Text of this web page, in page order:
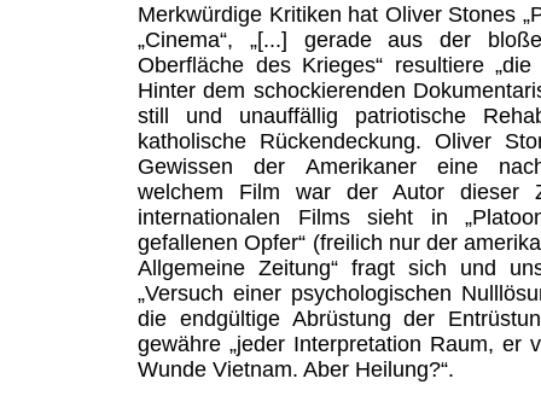
Merkwürdige Kritiken hat Oliver Stones
„Cinema“, „[...] gerade aus der
Oberfläche des Krieges“ resultiere
Hinter dem schockierenden
still und unauffällig patriotische
katholische Rückendeckung. Oliver
Gewissen der Amerikaner eine
welchem Film war der Autor dieser
internationalen Films sieht in
gefallenen Opfer“ (freilich nur der
Allgemeine Zeitung“ fragt sich und
„Versuch einer psychologischen
die endgültige Abrüstung der
gewähre „jeder Interpretation Raum, er
Wunde Vietnam. Aber Heilung?“.